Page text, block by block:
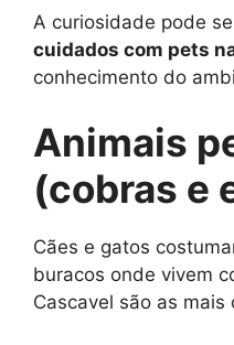
A curiosidade pode
cuidados com pets
conhecimento do
Animais
(cobras e
Cães e gatos
buracos onde vivem
Cascavel são as